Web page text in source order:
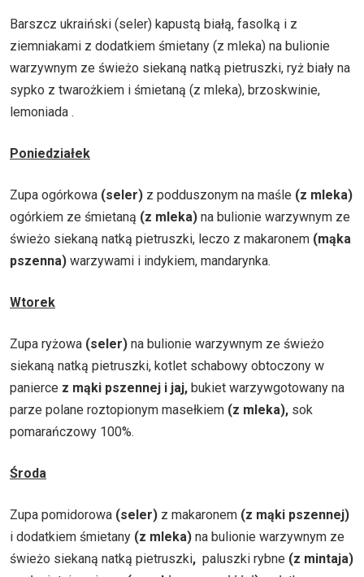
Barszcz ukraiński (seler) kapustą białą, fasolką i z
ziemniakami z dodatkiem śmietany (z mleka) na bulionie
warzywnym ze świeżo siekaną natką pietruszki, ryż biały na
sypko z twarożkiem i śmietaną (z mleka), brzoskwinie,
lemoniada .
Poniedziałek
Zupa ogórkowa (seler) z podduszonym na maśle (z mleka)
ogórkiem ze śmietaną (z mleka) na bulionie warzywnym ze
świeżo siekaną natką pietruszki, leczo z makaronem (mąka
pszenna) warzywami i indykiem, mandarynka.
Wtorek
Zupa ryżowa (seler) na bulionie warzywnym ze świeżo
siekaną natką pietruszki, kotlet schabowy obtoczony w
panierce z mąki pszennej i jaj, bukiet warzywgotowany na
parze polane roztopionym masełkiem (z mleka), sok
pomarańczowy 100%.
Środa
Zupa pomidorowa (seler) z makaronem (z mąki pszennej)
i dodatkiem śmietany (z mleka) na bulionie warzywnym ze
świeżo siekaną natką pietruszki, paluszki rybne (z mintaja)